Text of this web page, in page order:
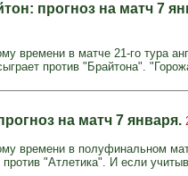
прогноз на матч 7
времени в матче 21-го тура
против "Брайтона".
на матч 7 января.
времени в полуфинальном
"Атлетика". И если